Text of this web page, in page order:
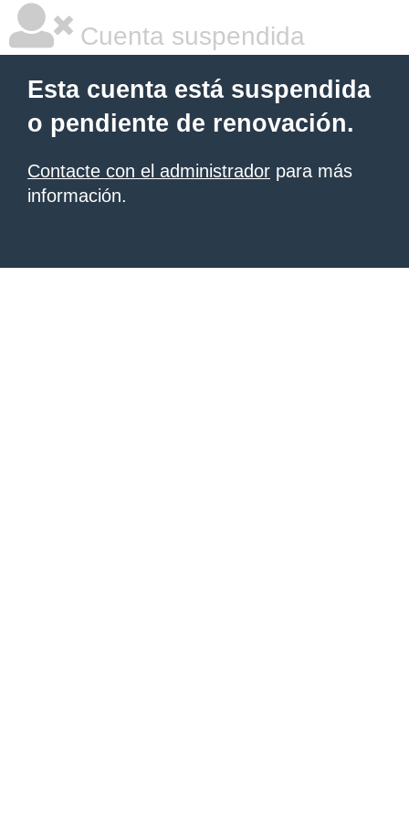
Cuenta suspendida
Esta cuenta está suspendida
o pendiente de renovación.
Contacte con el administrador para más
información.